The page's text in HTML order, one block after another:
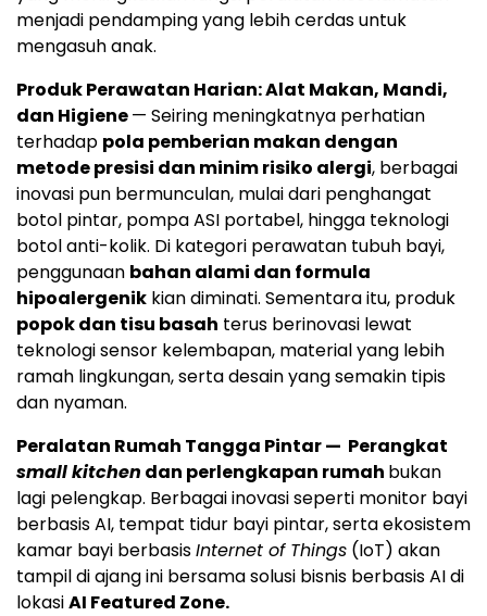
menjadi pendamping yang lebih cerdas untuk
mengasuh anak.
Produk Perawatan Harian: Alat Makan, Mandi,
dan Higiene— Seiring meningkatnya perhatian
terhadap pola pemberian makan dengan
metode presisi dan minim risiko alergi, berbagai
inovasi pun bermunculan, mulai dari penghangat
botol pintar, pompa ASI portabel, hingga teknologi
botol anti-kolik. Di kategori perawatan tubuh bayi,
penggunaan bahan alami dan formula
hipoalergenik kian diminati. Sementara itu, produk
popok dan tisu basah terus berinovasi lewat
teknologi sensor kelembapan, material yang lebih
ramah lingkungan, serta desain yang semakin tipis
dan nyaman.
Peralatan Rumah Tangga Pintar — Perangkat
small kitchen dan perlengkapan rumah bukan
lagi pelengkap. Berbagai inovasi seperti monitor bayi
berbasis AI, tempat tidur bayi pintar, serta ekosistem
kamar bayi berbasisInternet of Things (IoT) akan
tampil di ajang ini bersama solusi bisnis berbasis AI di
lokasiAI Featured Zone.